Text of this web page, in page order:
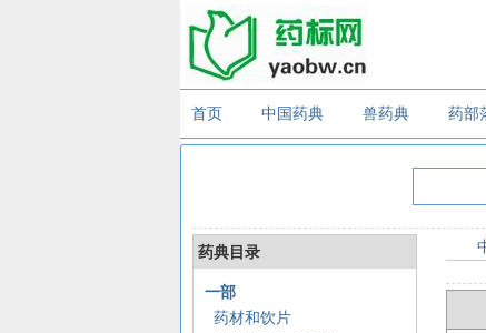
首页 中国药典 兽药典 药部
药典目录
一部
药材和饮片